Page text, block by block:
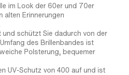
im Look der 60er und 70er
alten Erinnerungen
schützt Sie dadurch von der
des Brillenbandes ist
Polsterung, bequemer
UV-Schutz von 400 auf und ist